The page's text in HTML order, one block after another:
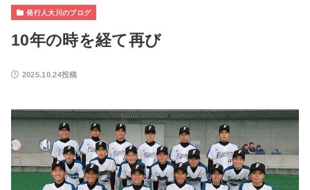
発行人大川のブログ
10年の時を経て再び
2025.10.24投稿